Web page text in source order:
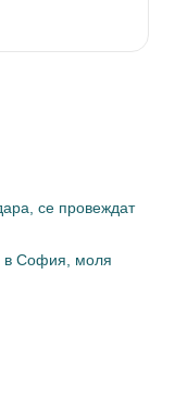
се провеждат
в София, моля